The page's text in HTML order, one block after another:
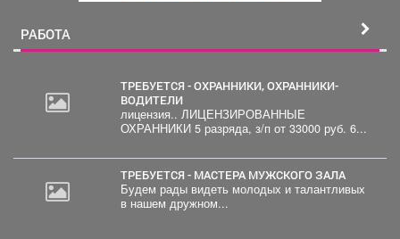
РАБОТА
ТРЕБУЕТСЯ - ОХРАННИКИ, ОХРАННИКИ-
ВОДИТЕЛИ
лицензия.. ЛИЦЕНЗИРОВАННЫЕ
ОХРАННИКИ 5 разряда, з/п от 33000 руб. 6...
ТРЕБУЕТСЯ - МАСТЕРА МУЖСКОГО ЗАЛА
Будем рады видеть молодых и талантливых
в нашем дружном...